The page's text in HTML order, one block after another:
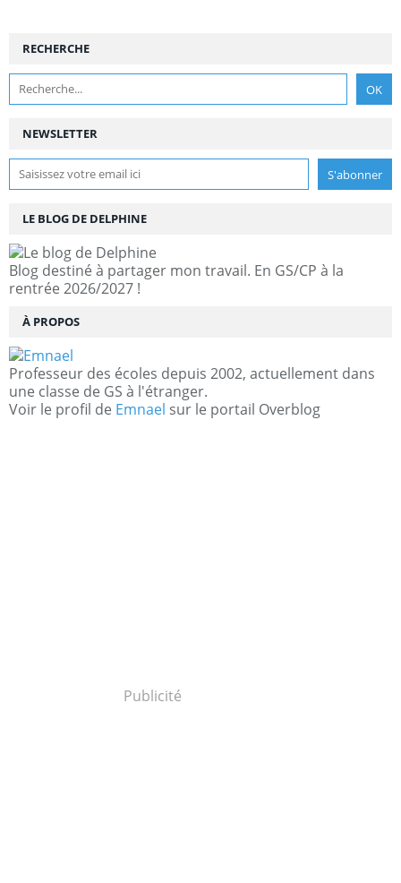
NEWSLETTER
RECHERCHE
LE BLOG DE DELPHINE
Blog destiné à partager mon travail. En GS/CP à la
rentrée 2026/2027 !
À PROPOS
Professeur des écoles depuis 2002, actuellement dans
une classe de GS à l'étranger.
Voir le profil de Emnael sur le portail Overblog
Publicité